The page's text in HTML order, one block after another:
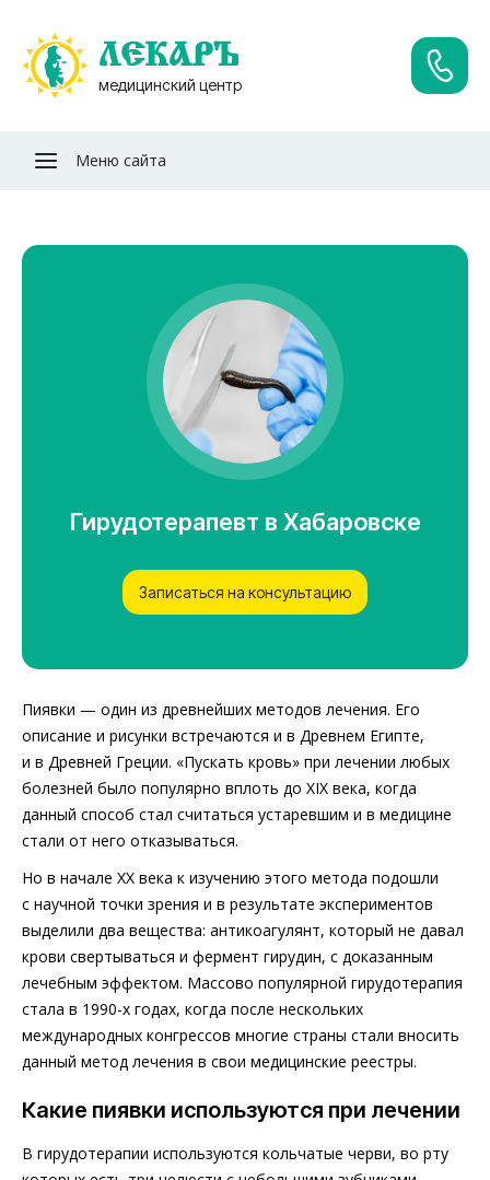
ЛЕКАРЪ
медицинский центр
Меню сайта
Гирудотерапевт в Хабаровске
Записаться на консультацию
Пиявки — один из древнейших методов лечения. Его
описание и рисунки встречаются и в Древнем Египте,
и в Древней Греции. «Пускать кровь» при лечении любых
болезней было популярно вплоть до XIX века, когда
данный способ стал считаться устаревшим и в медицине
стали от него отказываться.
Но в начале XX века к изучению этого метода подошли
с научной точки зрения и в результате экспериментов
выделили два вещества: антикоагулянт, который не давал
крови свертываться и фермент гирудин, с доказанным
лечебным эффектом. Массово популярной гирудотерапия
стала в 1990-х годах, когда после нескольких
международных конгрессов многие страны стали вносить
данный метод лечения в свои медицинские реестры.
Какие пиявки используются при лечении
В гирудотерапии используются кольчатые черви, во рту